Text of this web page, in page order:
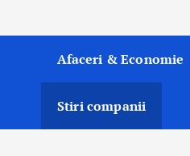
Afaceri & Economie
Stiri companii